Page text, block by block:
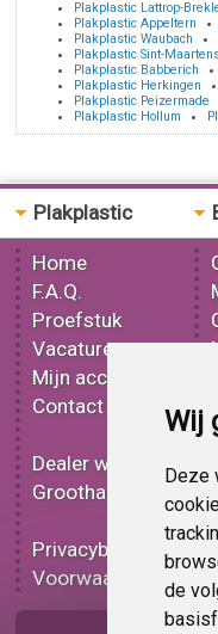
Wij
Deze
de
Plakplastic Lattrop-
Plakplastic Appeltern
Plakplastic Waubach
Plakplastic Sint-
Plakplastic Babberich
Plakplastic Herkingen
Plakplastic Peizermade
Plakplastic Hollum
Plakplastic
Home
F.A.Q.
Proefstuk
Vacatures
Mijn account
Contact
Dealer worden
Groothandel
Privacybeleid
Voorwaarden